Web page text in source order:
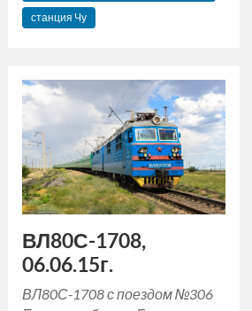
станция Чу
ВЛ80С-1708,
06.06.15г.
ВЛ80С-1708 с поездом №306